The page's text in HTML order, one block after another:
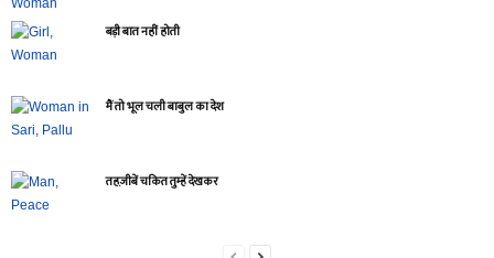
बड़ी बात नहीं होती
मैं तो भूल चली बाबुल का देश
तहज़ीबें चकित तुम्हें देखकर